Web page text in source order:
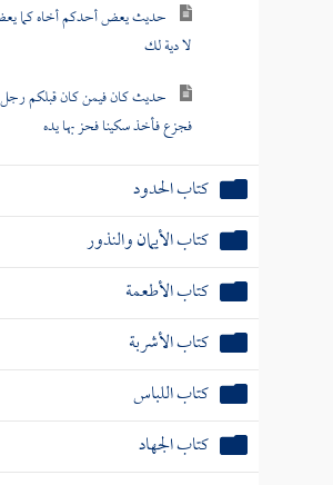
حديث يعض أحدكم أخاه كما
لا دية لك
حديث كان فيمن كان قبلكم
فجزع فأخذ سكينا فحز بها يده
كتاب الحدود
كتاب الأيمان والنذور
كتاب الأطعمة
كتاب الأشربة
كتاب اللباس
كتاب الجهاد